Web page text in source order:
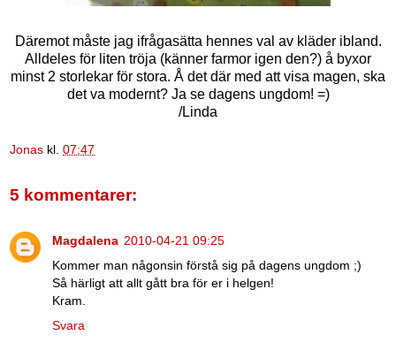
Däremot måste jag ifrågasätta hennes val av kläder ibland.
Alldeles för liten tröja (känner farmor igen den?) å byxor
minst 2 storlekar för stora. Å det där med att visa magen, ska
det va modernt? Ja se dagens ungdom! =)
/Linda
Jonas kl. 07:47
5 kommentarer:
Magdalena 2010-04-21 09:25
Kommer man någonsin förstå sig på dagens ungdom ;)
Så härligt att allt gått bra för er i helgen!
Kram.
Svara